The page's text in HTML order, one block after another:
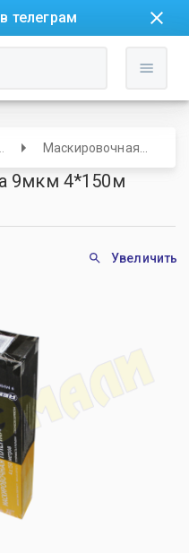
телеграм
9мкм 4*150м
Увеличить